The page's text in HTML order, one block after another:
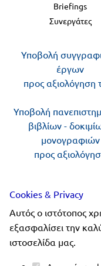
Briefings
Συνεργάτες
Υποβολή
έργων
προς αξιολόγηση
Υποβολή
βιβλίων -
μονογραφιών
προς
Copyright 2019-
Cookies & Privacy
Αυτός ο ιστότοπος
εξασφαλίσει την
ιστοσελίδα μας.